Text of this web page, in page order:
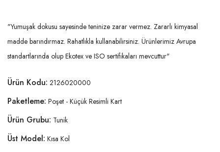
"Yumuşak dokusu sayesinde teninize zarar vermez. Zararlı kimyasal
madde barındırmaz. Rahatlıkla kullanabilirsiniz. Ürünlerimiz Avrupa
standartlarında olup Ekotex ve ISO sertifikaları mevcuttur"
Ürün Kodu: 2126020000
Paketleme: Poşet - Küçük Resimli Kart
Ürün Grubu: Tunik
Üst Model: Kısa Kol